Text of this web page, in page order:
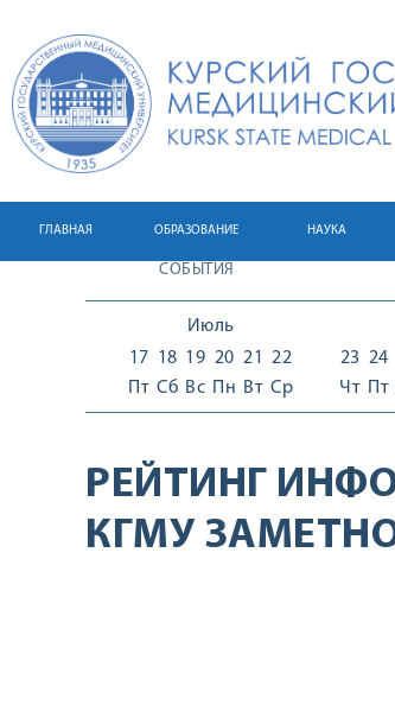
ГЛАВНАЯ ОБРАЗОВАНИЕ НАУКА
СОБЫТИЯ
Июль
17
Пт
18
Сб
19
Вс
20
Пн
21
Вт
22
Ср
23
Чт
24
Пт
РЕЙТИНГ
КГМУ